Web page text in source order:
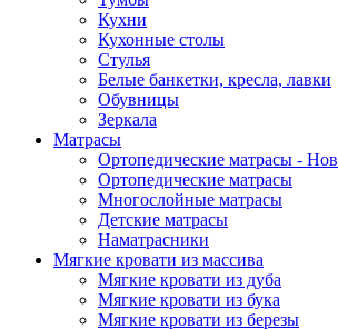
Кухни
Кухонные столы
Стулья
Белые банкетки, кресла, лавки
Обувницы
Зеркала
Матрасы
Ортопедические матрасы -
Ортопедические матрасы
Многослойные матрасы
Детские матрасы
Наматрасники
Мягкие кровати из массива
Мягкие кровати из дуба
Мягкие кровати из бука
Мягкие кровати из березы